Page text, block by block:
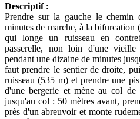
Descriptif :
Prendre sur la gauche le chemin
minutes de marche, à la bifurcation
qui longe un ruisseau en
passerelle, non loin d'une
pendant une dizaine de minutes
faut prendre le sentier de droite,
ruisseau (535 m) et prendre une
d'une bergerie et mène au col
jusqu'au col : 50 mètres avant,
près d'un abreuvoir et monte